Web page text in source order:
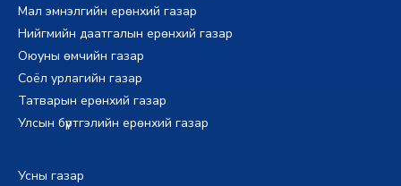
Мал эмнэлгийн ерөнхий газар
Нийгмийн даатгалын ерөнхий газар
Оюуны өмчийн газар
Соёл урлагийн газар
Татварын ерөнхий газар
Улсын бүртгэлийн ерөнхий газар
Усны газар